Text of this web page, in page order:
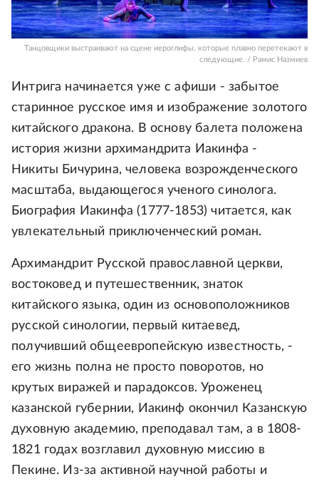
Танцовщики выстраивают на сцене иероглифы, которые плавно перетекают в
следующие. / Рамис Назмиев
Интрига начинается уже с афиши - забытое
старинное русское имя и изображение золотого
китайского дракона. В основу балета положена
история жизни архимандрита Иакинфа -
Никиты Бичурина, человека возрожденческого
масштаба, выдающегося ученого синолога.
Биография Иакинфа (1777-1853) читается, как
увлекательный приключенческий роман.
Архимандрит Русской православной церкви,
востоковед и путешественник, знаток
китайского языка, один из основоположников
русской синологии, первый китаевед,
получивший общеевропейскую известность, -
его жизнь полна не просто поворотов, но
крутых виражей и парадоксов. Уроженец
казанской губернии, Иакинф окончил Казанскую
духовную академию, преподавал там, а в 1808-
1821 годах возглавил духовную миссию в
Пекине. Из-за активной научной работы и